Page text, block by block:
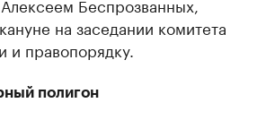
на заседании комитета
и правопорядку.
полигон